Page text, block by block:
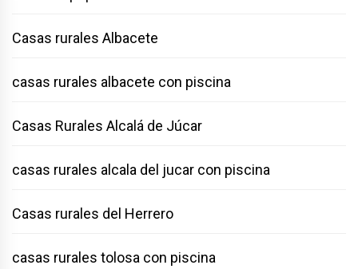
Casas rurales Albacete
casas rurales albacete con piscina
Casas Rurales Alcalá de Júcar
casas rurales alcala del jucar con piscina
Casas rurales del Herrero
casas rurales tolosa con piscina